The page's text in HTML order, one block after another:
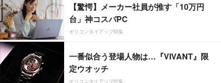
【驚愕】メーカー社員が推す「10万円
台」神コスパPC
オリコンタイアップ特集
一番似合う登場人物は…『VIVANT』限
定ウオッチ
オリコンタイアップ特集